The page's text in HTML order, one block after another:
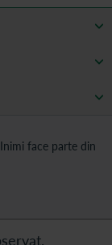
face parte din